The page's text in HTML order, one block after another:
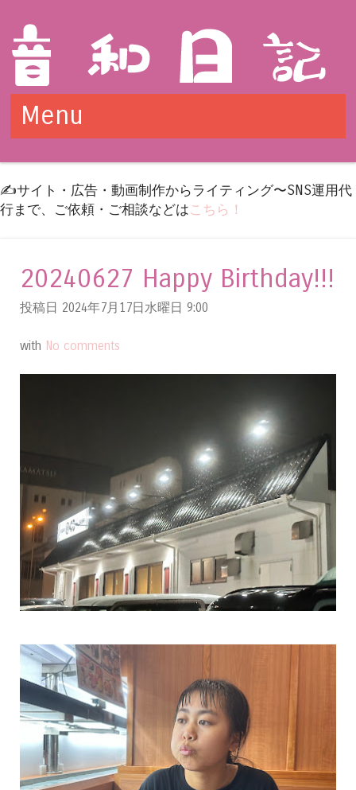
Menu
✍️サイト・広告・動画制作からライティング〜SNS運用代
行まで、ご依頼・ご相談などはこちら！
20240627 Happy Birthday!!!
投稿日 2024年7月17日水曜日 9:00
with No comments